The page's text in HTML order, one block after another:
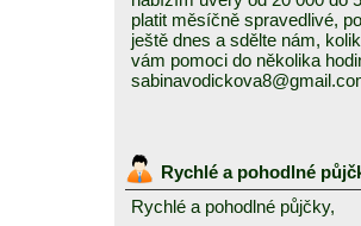
platit měsíčně spravedlivé,
ještě dnes a sdělte nám,
vám pomoci do několika
Rychlé a pohodlné
Rychlé a pohodlné půjčky,